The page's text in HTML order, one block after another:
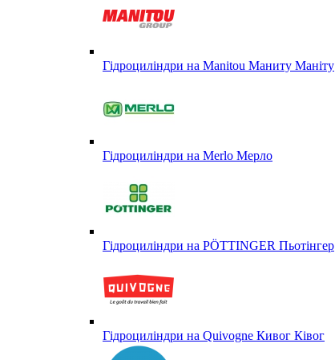
Гідроциліндри на Manitou Маниту Маніту
Гідроциліндри на Merlo Мерло
Гідроциліндри на PÖTTINGER Пьотінгер
Гідроциліндри на Quivogne Кивог Ківог